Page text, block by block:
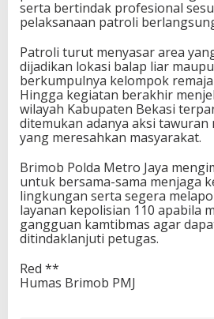
serta bertindak profesional
pelaksanaan patroli
Patroli turut menyasar area
dijadikan lokasi balap liar
berkumpulnya kelompok
Hingga kegiatan berakhir
wilayah Kabupaten Bekasi
ditemukan adanya aksi
yang meresahkan masyarakat.
Brimob Polda Metro Jaya
untuk bersama-sama menjaga
lingkungan serta segera
layanan kepolisian 110 apabila
gangguan kamtibmas agar
ditindaklanjuti petugas.
Red **
Humas Brimob PMJ